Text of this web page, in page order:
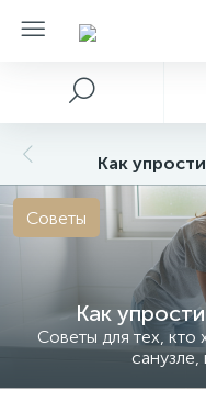
Как
Как
Советы для тех, кто
санузле,
Советы